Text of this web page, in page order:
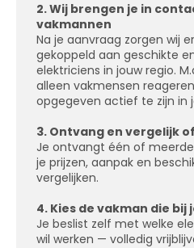
2. Wij brengen je in
vakmannen
Na je aanvraag zorgen wij
gekoppeld aan geschikte
elektriciens in jouw regio.
alleen vakmensen
opgegeven actief te zijn in
3. Ontvang en vergelijk
Je ontvangt één of
je prijzen, aanpak en
vergelijken.
4. Kies de vakman die bij
Je beslist zelf met welke
wil werken — volledig